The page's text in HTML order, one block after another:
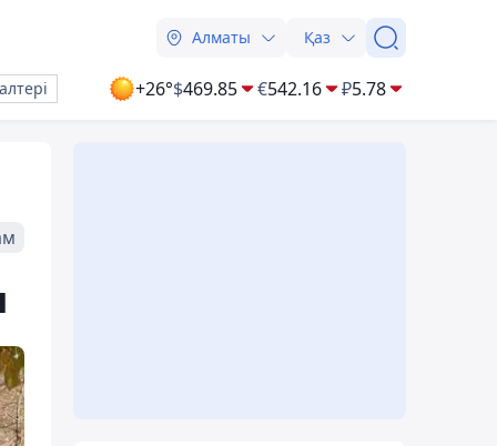
Алматы Қаз
+26°$469.85 €542.16 ₽5.78